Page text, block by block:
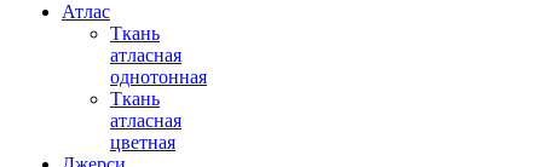
Атлас
Ткань
атласная
однотонная
Ткань
атласная
цветная